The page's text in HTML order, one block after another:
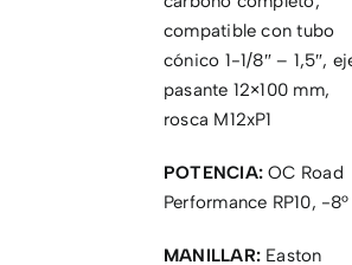
compatible con tubo
cónico 1-1/8″ – 1,5″,
pasante 12×100 mm,
rosca M12xP1
POTENCIA:OC Road
Performance RP10, -8°
MANILLAR:Easton